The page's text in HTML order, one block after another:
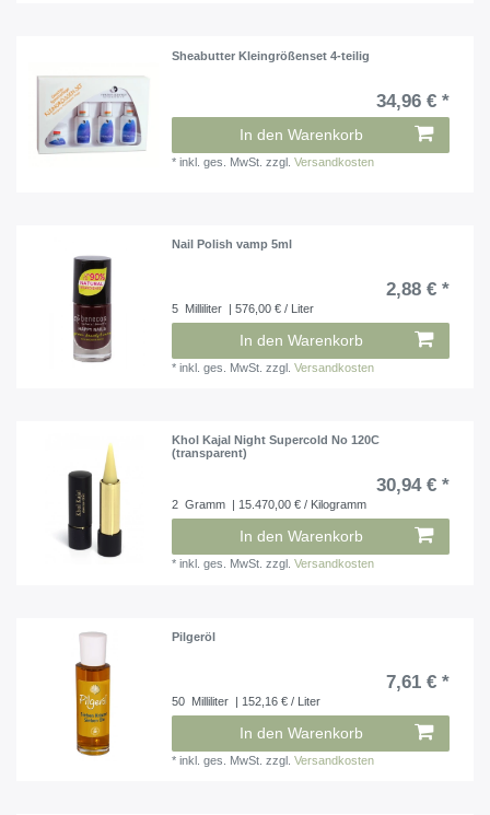
Sheabutter Kleingrößenset 4-teilig
34,96 € *
In den Warenkorb
*inkl. ges. MwSt. zzgl.Versandkosten
Nail Polish vamp 5ml
2,88 € *
5 Milliliter | 576,00 € / Liter
In den Warenkorb
*inkl. ges. MwSt. zzgl.Versandkosten
Khol Kajal Night Supercold No 120C
(transparent)
30,94 € *
2 Gramm | 15.470,00 € / Kilogramm
In den Warenkorb
*inkl. ges. MwSt. zzgl.Versandkosten
Pilgeröl
7,61 € *
50 Milliliter | 152,16 € / Liter
In den Warenkorb
*inkl. ges. MwSt. zzgl.Versandkosten